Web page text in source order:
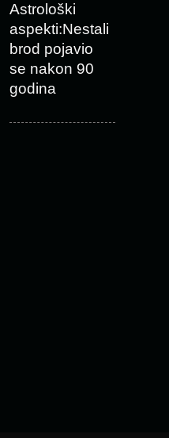
Astrološki
aspekti:Nestali
brod pojavio
se nakon 90
godina